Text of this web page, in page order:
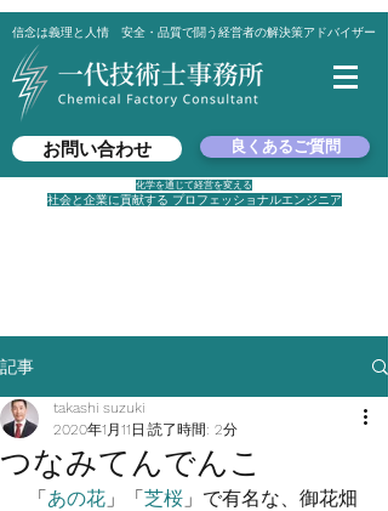
信念は義理と人情 安全・品質で闘う経営者の解決策アドバイザー
お問い合わせ 良くあるご質問
化学を通じて経営を変える
社会と企業に貢献する プロフェッショナルエンジニア
記事
つなみてんでんこ
takashi suzuki
2020年1月11日 読了時間: 2分
「あの花 」「芝桜 」で有名な、御花畑